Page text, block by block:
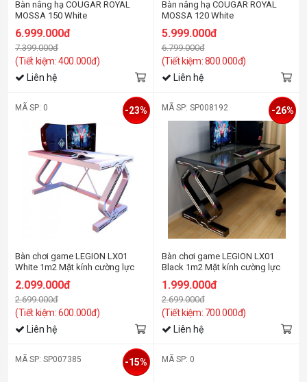
Bàn nâng hạ COUGAR ROYAL
MOSSA 150 White
6.999.000đ
7.399.000đ
(Tiết kiệm: 400.000đ)
Liên hệ
Bàn nâng hạ COUGAR ROYAL
MOSSA 120 White
5.999.000đ
6.799.000đ
(Tiết kiệm: 800.000đ)
Liên hệ
MÃ SP: 0
Bàn chơi game LEGION LX01
White 1m2 Mặt kính cường lực
kết cấu sợi Carbon
2.099.000đ
2.699.000đ
(Tiết kiệm: 600.000đ)
-23%
Liên hệ
MÃ SP: SP008192
Bàn chơi game LEGION LX01
Black 1m2 Mặt kính cường lực
kết cấu sợi Carbon
1.999.000đ
2.699.000đ
(Tiết kiệm: 700.000đ)
-26%
Liên hệ
MÃ SP: SP007385 -15% MÃ SP: 0